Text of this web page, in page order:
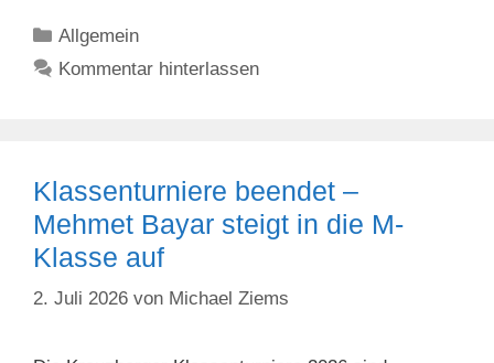
Kategorien
Allgemein
Kommentar hinterlassen
Klassenturniere beendet –
Mehmet Bayar steigt in die M-
Klasse auf
2. Juli 2026 von Michael Ziems